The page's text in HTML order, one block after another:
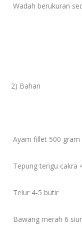
Wadah berukuran
2) Bahan
Ayam fillet 500 gram
Tepung terigu cakra
Telur 4-5 butir
Bawang merah 6